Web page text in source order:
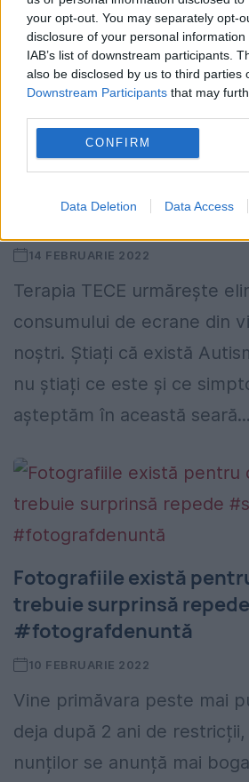
your opt-out. You may separately opt-
disclosure of your personal
IAB’s list of downstream participants.
also be disclosed by us to third parties
Downstream Participants that may
CONFIRM
Data Deletion Data Access
rate&bănci care te jupoaie.
O nouă pandemie face
copiilor #staide6
#lapsiholog #podcast
14 FEBRUARIE 2022
Terapia TECE urmărește
consumului de ecrane din
noștri. Știați că există
nu știați ce este și ce
așteptăm în această seară...
Fotografiile există
trebuie surprinsă
#fotografdenuntă
10 FEBRUARIE 2022
Vine primăvara peste mai
deja după 2 ani de
nunților se anunță mai